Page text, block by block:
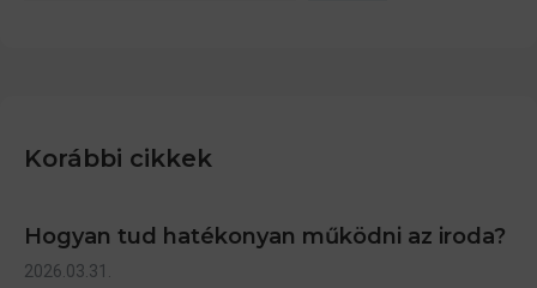
Korábbi cikkek
Hogyan tud hatékonyan működni az iroda?
2026.03.31.